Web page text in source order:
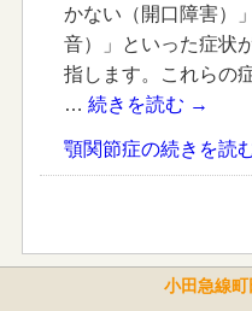
かない（開口障害）
音）」といった症状
指します。これらの
… 続きを読む →
顎関節症の続きを読
小田急線